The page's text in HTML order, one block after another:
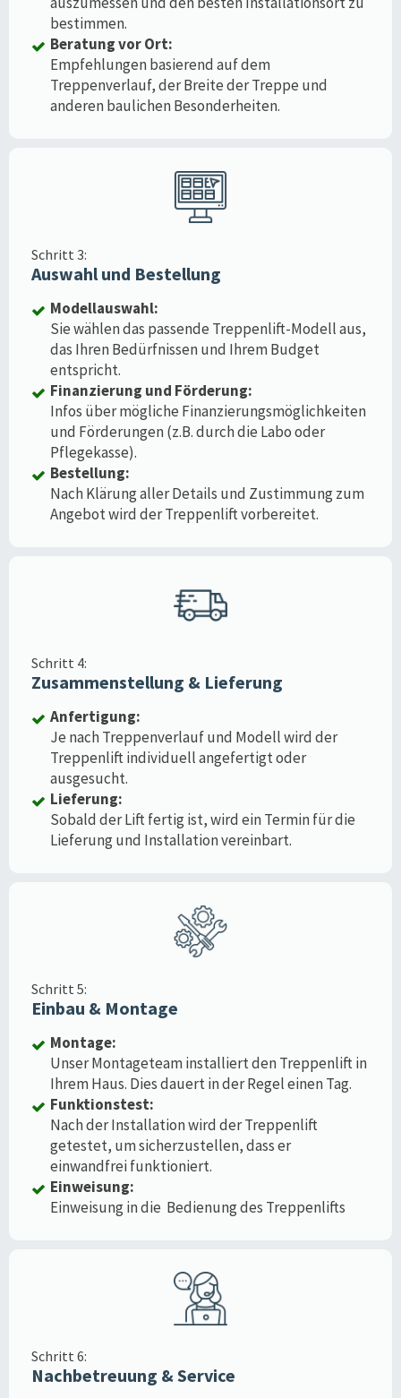
bestimmen.
Beratung vor Ort:
Empfehlungen basierend auf dem
Treppenverlauf, der Breite der Treppe und
anderen baulichen Besonderheiten.
Schritt 3:
Auswahl und Bestellung
Modellauswahl:
Sie wählen das passende Treppenlift-Modell aus,
das Ihren Bedürfnissen und Ihrem Budget
entspricht.
Finanzierung und Förderung:
Infos über mögliche Finanzierungsmöglichkeiten
und Förderungen (z.B. durch die Labo oder
Pflegekasse).
Bestellung:
Nach Klärung aller Details und Zustimmung zum
Angebot wird der Treppenlift vorbereitet.
Schritt 4:
Zusammenstellung & Lieferung
Anfertigung:
Je nach Treppenverlauf und Modell wird der
Treppenlift individuell angefertigt oder
ausgesucht.
Lieferung:
Sobald der Lift fertig ist, wird ein Termin für die
Lieferung und Installation vereinbart.
Schritt 5:
Einbau & Montage
Montage:
Unser Montageteam installiert den Treppenlift in
Ihrem Haus. Dies dauert in der Regel einen Tag.
Funktionstest:
Nach der Installation wird der Treppenlift
getestet, um sicherzustellen, dass er
einwandfrei funktioniert.
Einweisung:
Einweisung in die Bedienung des Treppenlifts
Schritt 6:
Nachbetreuung & Service